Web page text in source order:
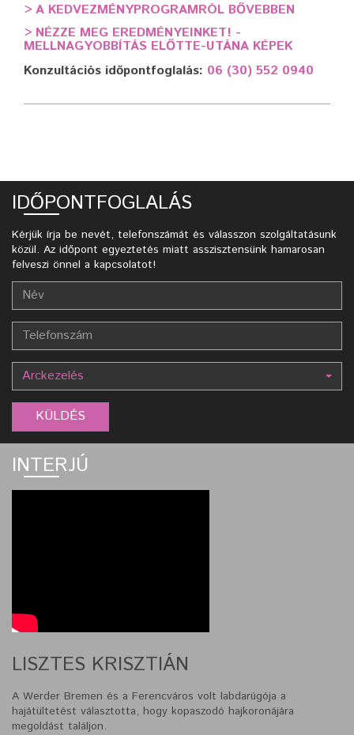
> A KEDVEZMÉNYPROGRAMRÓL BŐVEBBEN
> NÉZZE MEG EREDMÉNYEINKET! -
MELLNAGYOBBÍTÁS ELŐTTE-UTÁNA KÉPEK
Konzultációs időpontfoglalás: 06 (30) 552 0940
IDŐPONTFOGLALÁS
Kérjük írja be nevét, telefonszámát és válasszon szolgáltatásunk
közül. Az időpont egyeztetés miatt asszisztensünk hamarosan
felveszi önnel a kapcsolatot!
Arckezelés
INTERJÚ
LISZTES KRISZTIÁN
A Werder Bremen és a Ferencváros volt labdarúgója a
hajátültetést választotta, hogy kopaszodó hajkoronájára
megoldást találjon.